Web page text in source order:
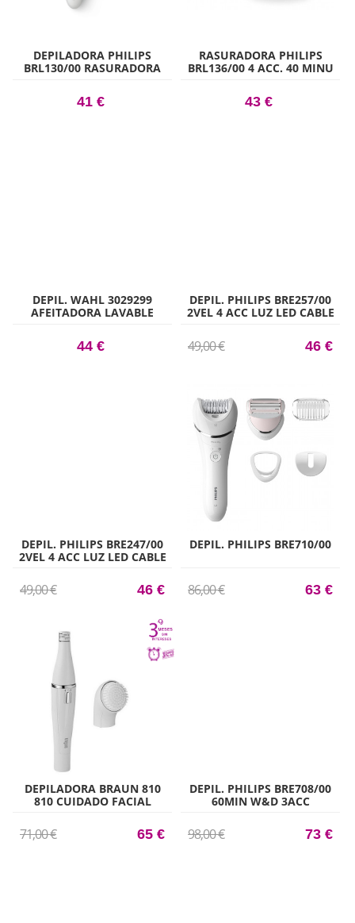
DEPILADORA PHILIPS
BRL130/00 RASURADORA
41 €
RASURADORA PHILIPS
BRL136/00 4 ACC. 40 MINU
43 €
DEPIL. WAHL 3029299
AFEITADORA LAVABLE
44 €
DEPIL. PHILIPS BRE257/00
2VEL 4 ACC LUZ LED CABLE
49,00 € 46 €
DEPIL. PHILIPS BRE247/00
2VEL 4 ACC LUZ LED CABLE
49,00 € 46 €
DEPIL. PHILIPS BRE710/00
86,00 € 63 €
DEPILADORA BRAUN 810
810 CUIDADO FACIAL
71,00 € 65 €
DEPIL. PHILIPS BRE708/00
60MIN W&D 3ACC
98,00 € 73 €